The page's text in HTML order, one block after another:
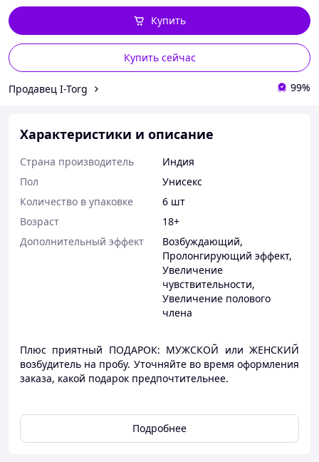
Купить сейчас
Купить
Продавец I-Torg 99%
Характеристики и описание
Страна производитель
Индия
Пол
Унисекс
Количество в упаковке
6 шт
Возраст
18+
Дополнительный эффект
Возбуждающий,
Пролонгирующий эффект,
Увеличение
чувствительности,
Увеличение полового
члена
Плюс приятный ПОДАРОК: МУЖСКОЙ или ЖЕНСКИЙ
возбудитель на пробу. Уточняйте во время оформления
заказа, какой подарок предпочтительнее.
Обратите внимание! В набор входит:
3 мужских таблетки (пролонгатор и укрепляют
Подробнее